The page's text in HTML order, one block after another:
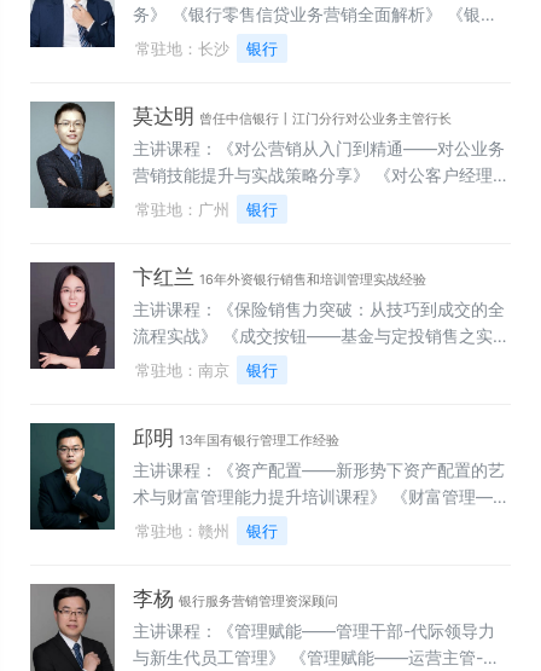
务》 《银行零售信贷业务营销全面解析》 《银行
信贷业务主要风险点及防范》 《银行信贷全流程风
险管理实务及策略》 《银行业务相关法规解读与法
险点及防范》
常驻地：长沙 银行
莫达明 曾任中信银行丨江门分行对公业务主管行长
主讲课程：《对公营销从入门到精通——对公业务
营销技能提升与实战策略分享》 《对公客户经理必
学！教你五步跃升行内营销大咖》 《告别业绩焦虑
——支行行长经营管理能力提升实战策略》 《信贷
调查实操指南》 《小微（普惠）贷款从入门到精通
——小微企业贷款调查和风险防范全攻略》 《构建
客户价值的“金字塔”——银行公私联动营销实战策
略》 《打通对公业务的任督二脉——银行政府机构
业务营销实战全解析》 《助力业绩飙升——银行中
常驻地：广州 银行
卞红兰 16年外资银行销售和培训管理实战经验
主讲课程：《保险销售力突破：从技巧到成交的全
流程实战》 《成交按钮——基金与定投销售之实战
手册》 《理财经理综合营销技能提升训练》 《精
耕细作，智赢未来：银行基层客户经营维护的三维
活》 《客户经营——银行客户分层分群维护及经
营》 《财富管理与资产配置，建立客户思维体系》
常驻地：南京 银行
邱明 13年国有银行管理工作经验
主讲课程：《资产配置——新形势下资产配置的艺
术与财富管理能力提升培训课程》 《财富管理——
综合资产配置项下的权益&固收投资市场分析及基
金营销能力提升》 《专业提升——权益基金投资市
销售——理财经理基金销售策略提升与基金销售垫
板导入培训》 《银行新员工入职培训——金融基础
知识与银行基础知识培训》 《客户报告会——资本
常驻地：赣州 银行
李杨 银行服务营销管理资深顾问
主讲课程：《管理赋能——管理干部-代际领导力
与新生代员工管理》 《管理赋能——运营主管-数